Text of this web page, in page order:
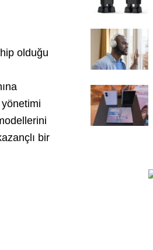
olduğu
bir